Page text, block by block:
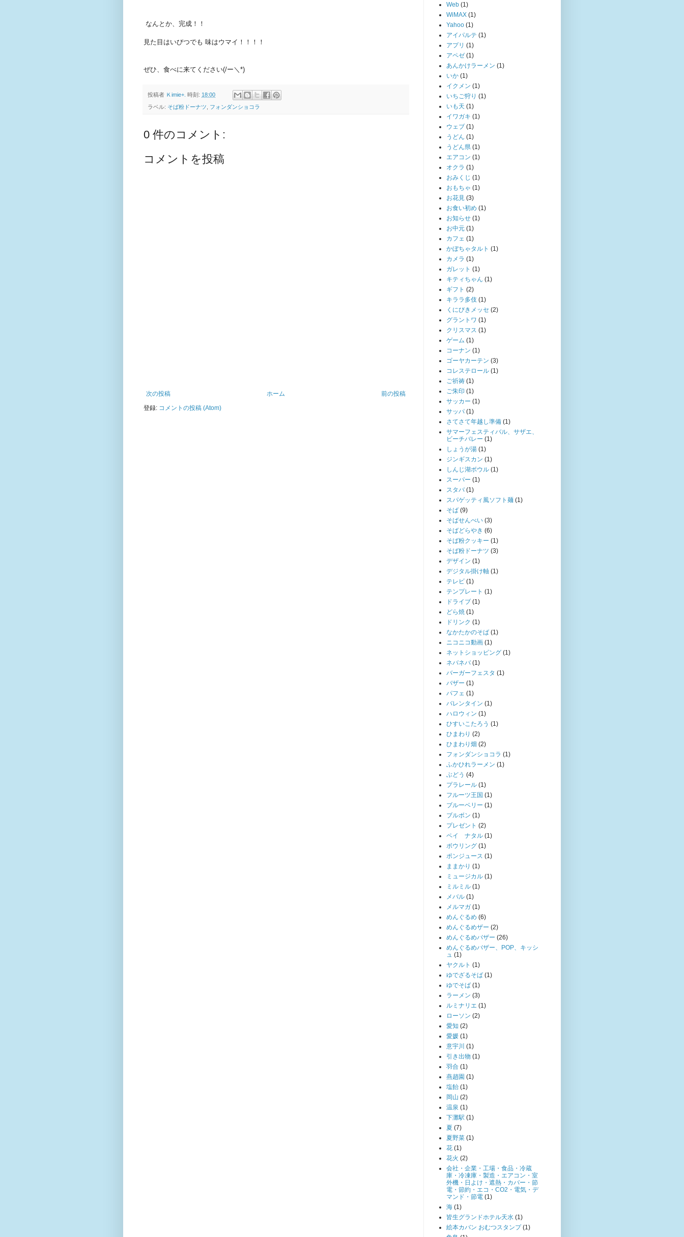
なんとか、完成！！
見た目はいびつでも 味はウマイ！！！！
ぜひ、食べに来てください(/ー＼*)
投稿者 Ｋimie+. 時刻: 18:00
ラベル: そば粉ドーナツ フォンダンショコラ
0 件のコメント:
コメントを投稿
次の投稿 前の投稿
ホーム
登録: コメントの投稿 (Atom)
Web (1)
WiMAX (1)
Yahoo (1)
アイパルテ (1)
アプリ (1)
アペゼ (1)
あんかけラーメン (1)
いか (1)
イクメン (1)
いちご狩り (1)
いも天 (1)
イワガキ (1)
ウェブ (1)
うどん (1)
うどん県 (1)
エアコン (1)
オクラ (1)
おみくじ (1)
おもちゃ (1)
お花見 (3)
お食い初め (1)
お知らせ (1)
お中元 (1)
カフェ (1)
かぼちゃタルト (1)
カメラ (1)
ガレット (1)
キティちゃん (1)
ギフト (2)
キララ多伎 (1)
くにびきメッセ (2)
グラントワ (1)
クリスマス (1)
ゲーム (1)
コーナン (1)
ゴーヤカーテン (3)
コレステロール (1)
ご祈祷 (1)
ご朱印 (1)
サッカー (1)
サッパ (1)
さてさて年越し準備 (1)
サマーフェスティバル、サザエ、
ビーチバレー (1)
しょうが湯 (1)
ジンギスカン (1)
しんじ湖ボウル (1)
スーパー (1)
スタバ (1)
スパゲッティ風ソフト麺 (1)
そば (9)
そばせんべい (3)
そばどらやき (6)
そば粉クッキー (1)
そば粉ドーナツ (3)
デザイン (1)
デジタル掛け軸 (1)
テレビ (1)
テンプレート (1)
ドライブ (1)
どら焼 (1)
ドリンク (1)
なかたかのそば (1)
ニコニコ動画 (1)
ネットショッピング (1)
ネバネバ (1)
バーガーフェスタ (1)
バザー (1)
パフェ (1)
バレンタイン (1)
ハロウィン (1)
ひすいこたろう (1)
ひまわり (2)
ひまわり畑 (2)
フォンダンショコラ (1)
ふかひれラーメン (1)
ぶどう (4)
プラレール (1)
フルーツ王国 (1)
ブルーベリー (1)
ブルボン (1)
プレゼント (2)
ペイ ナタル (1)
ボウリング (1)
ポンジュース (1)
ままかり (1)
ミュージカル (1)
ミルミル (1)
メバル (1)
メルマガ (1)
めんぐるめ (6)
めんぐるめザー (2)
めんぐるめバザー (26)
めんぐるめバザー、POP、キッシ
ュ (1)
ヤクルト (1)
ゆでざるそば (1)
ゆでそば (1)
ラーメン (3)
ルミナリエ (1)
ローソン (2)
愛知 (2)
愛媛 (1)
意宇川 (1)
引き出物 (1)
羽合 (1)
燕趙園 (1)
塩飴 (1)
岡山 (2)
温泉 (1)
下灘駅 (1)
夏 (7)
夏野菜 (1)
花 (1)
花火 (2)
会社・企業・工場・食品・冷蔵
庫・冷凍庫・製造・エアコン・室
外機・日よけ・遮熱・カバー・節
電・節約・エコ・CO2・電気・デ
マンド・節電 (1)
海 (1)
皆生グランドホテル天水 (1)
絵本カバン おむつスタンプ (1)